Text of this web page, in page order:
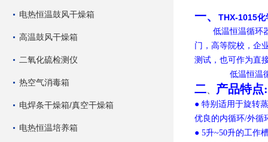
电热恒温鼓风干燥箱
高温鼓风干燥箱
二氧化硫检测仪
热空气消毒箱
电焊条干燥箱/真空干燥箱
电热恒温培养箱
一、 THX-1015
低温恒温循环
门，高等院校，企
测试，也可作为直
低温恒温
二 产品特点
● 特别适用于旋转
优良的内循环/外循
● 5升~50升的工作